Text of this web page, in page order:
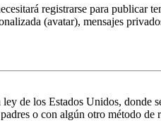
registrarse para publicar
(avatar), mensajes
de los Estados Unidos, donde
o con algún otro método